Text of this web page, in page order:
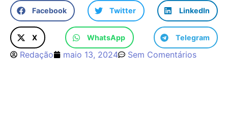
Facebook Twitter LinkedIn
X WhatsApp Telegram
Redação maio 13, 2024 Sem Comentários